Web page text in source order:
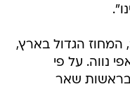
הגדול בארץ,
נווה. על פי
בראשות שאר